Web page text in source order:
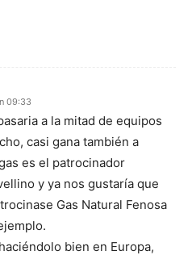
09:33
a la mitad de equipos
casi gana también a
es el patrocinador
y ya nos gustaría que
Gas Natural Fenosa
bien en Europa,